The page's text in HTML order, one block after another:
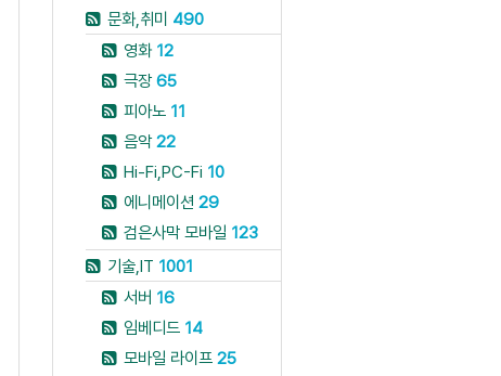
문화,취미 490
영화 12
극장65
피아노 11
음악22
Hi-Fi,PC-Fi 10
에니메이션 29
검은사막 모바일 123
기술,IT 1001
서버 16
임베디드 14
모바일 라이프 25